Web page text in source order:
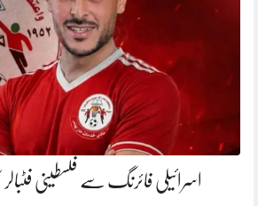
اسرائیلی فائرنگ سے فلسطینی فٹبالر